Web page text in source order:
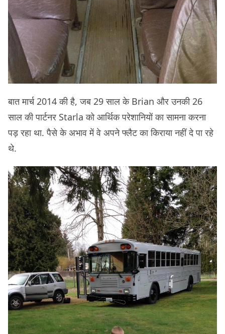
बात मार्च 2014 की है, जब 29 साल के Brian और उनकी 26
साल की पार्टनर Starla को आर्थिक परेशानियों का सामना करना
पड़ रहा था. पैसे के अभाव में वे अपने फ्लैट का किराया नहीं दे पा रहे
थे.